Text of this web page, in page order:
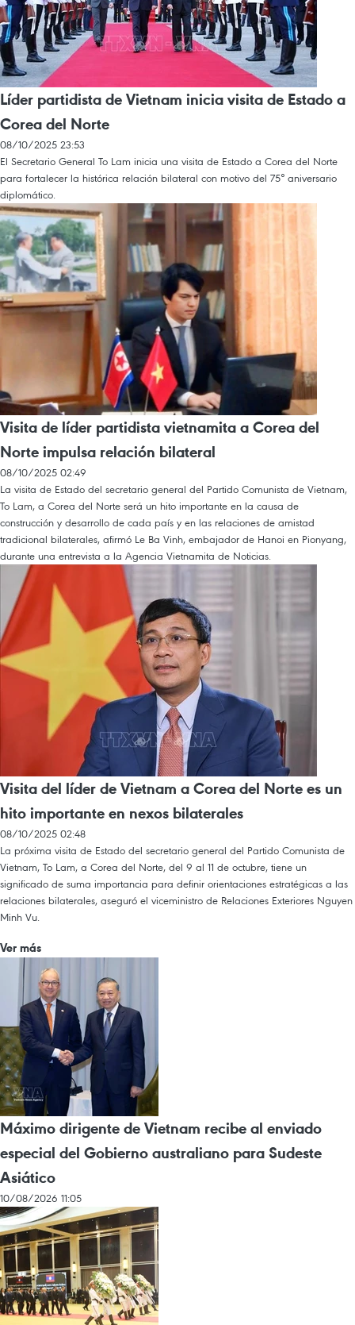
Líder partidista de Vietnam inicia visita de Estado a
Corea del Norte
08/10/2025 23:53
El Secretario General To Lam inicia una visita de Estado a Corea del Norte
para fortalecer la histórica relación bilateral con motivo del 75° aniversario
diplomático.
Visita de líder partidista vietnamita a Corea del
Norte impulsa relación bilateral
08/10/2025 02:49
La visita de Estado del secretario general del Partido Comunista de Vietnam,
To Lam, a Corea del Norte será un hito importante en la causa de
construcción y desarrollo de cada país y en las relaciones de amistad
tradicional bilaterales, afirmó Le Ba Vinh, embajador de Hanoi en Pionyang,
durante una entrevista a la Agencia Vietnamita de Noticias.
Visita del líder de Vietnam a Corea del Norte es un
hito importante en nexos bilaterales
08/10/2025 02:48
La próxima visita de Estado del secretario general del Partido Comunista de
Vietnam, To Lam, a Corea del Norte, del 9 al 11 de octubre, tiene un
significado de suma importancia para definir orientaciones estratégicas a las
relaciones bilaterales, aseguró el viceministro de Relaciones Exteriores Nguyen
Minh Vu.
Ver más
Máximo dirigente de Vietnam recibe al enviado
especial del Gobierno australiano para Sudeste
Asiático
10/08/2026 11:05